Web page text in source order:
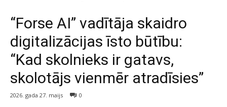
“Forse AI” vadītāja skaidro
digitalizācijas īsto būtību:
“Kad skolnieks ir gatavs,
skolotājs vienmēr atradīsies”
2026. gada 27. maijs 0